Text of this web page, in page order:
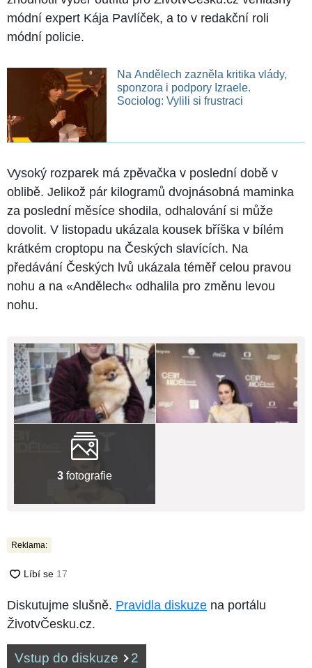
módní expert Kája Pavlíček, a to v redakční roli
módní policie.
Na Andělech zazněla kritika vlády,
sponzora i podpory Izraele.
Sociolog: Vylili si frustraci
Vysoký rozparek má zpěvačka v poslední době v
oblibě. Jelikož pár kilogramů dvojnásobná maminka
za poslední měsíce shodila, odhalování si může
dovolit. V listopadu ukázala kousek bříška v bílém
krátkém croptopu na Českých slavících. Na
předávání Českých lvů ukázala téměř celou pravou
nohu a na «Andělech« odhalila pro změnu levou
nohu.
3 fotografie
Reklama:
Diskutujme slušně. Pravidla diskuze na portálu
ŽivotvČesku.cz.
Vstup do diskuze 2